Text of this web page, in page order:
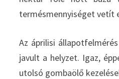
termésmennyiséget vetít
Az áprilisi
javult a helyzet. Igaz,
utolsó gombaölő